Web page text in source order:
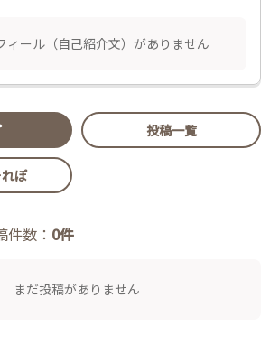
ィール（自己紹介文）がありません
投稿一覧
ぽ
件数： 0件
まだ投稿がありません